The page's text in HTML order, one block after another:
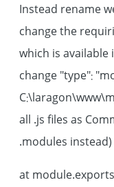
Instead rename
change the
which is
change "type":
all .js files as
modules instead).
at module.exports